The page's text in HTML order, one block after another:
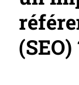
(SEO)